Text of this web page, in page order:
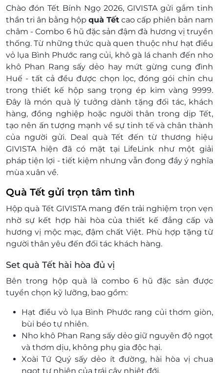
trực tiếp cho đơn vị vận chuyển
Hướng dẫn đổi voucher:
Bước 1: Khách hàng nhận voucher liên hệ
GIVISTA để đổi hộp quà Tết Bính Ngọ
2026
Hotline/Zalo: 0969 117 926
Facebook:https://fb.me/givista.vn
Bước 2. Cung cấp mã voucher để đổi hộp
quà
Bước 3. Khách hàng thanh toán phí vận
chuyển trực tiếp cho đơn vị vận chuyển
Điều kiện khác:
e-Voucher/e-Coupon không có giá trị quy
đổi thành tiền mặt, không trả lại tiền thừa
Không áp dụng đồng thời với chương
Voucher chưa bao gồm phí vận chuyển
hộp quà tặng đến khách hàng
Chào đón Tết Bính Ngọ 2026, GIVISTA gửi gắm tinh
thần tri ân bằng hộp quà Tết cao cấp phiên bản nam
châm - Combo 6 hũ đặc sản đậm đà hương vị truyền
thống. Từ những thức quà quen thuộc như hạt điều
vỏ lụa Bình Phước rang củi, khô gà lá chanh đến nho
khô Phan Rang sấy dẻo hay mứt gừng cung đình
Huế - tất cả đều được chọn lọc, đóng gói chỉn chu
trong thiết kế hộp sang trọng ép kim vàng 9999.
Đây là món quà lý tưởng dành tặng đối tác, khách
hàng, đồng nghiệp hoặc người thân trong dịp Tết,
tạo nên ấn tượng mạnh về sự tinh tế và chân thành
của người gửi. Deal quà Tết đến từ thương hiệu
GIVISTA hiện đã có mặt tại LifeLink như một giải
pháp tiện lợi - tiết kiệm nhưng vẫn đong đầy ý nghĩa
mùa xuân về.
Quà Tết gửi trọn tâm tình
Hộp quà Tết GIVISTA mang đến trải nghiệm trọn vẹn
nhờ sự kết hợp hài hòa của thiết kế đẳng cấp và
hương vị mộc mạc, đậm chất Việt. Phù hợp tặng từ
người thân yêu đến đối tác khách hàng.
Set quà Tết hài hòa đủ vị
Bên trong hộp quà là combo 6 hũ đặc sản được
tuyển chọn kỹ lưỡng, bao gồm:
Hạt điều vỏ lụa Bình Phước rang củi thơm giòn,
bùi béo tự nhiên.
Nho khô Phan Rang sấy dẻo giữ nguyên độ ngọt
và thơm dịu, không phụ gia độc hại.
Xoài Tứ Quý sấy dẻo ít đường, hài hòa vị chua
ngọt tự nhiên của trái cây nhiệt đới.